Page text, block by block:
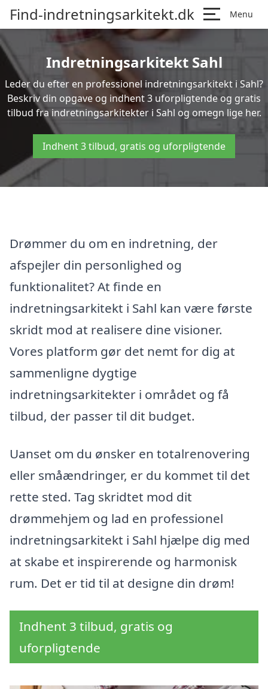
Find-indretningsarkitekt.dk Menu
Indretningsarkitekt Sahl
Leder du efter en professionel indretningsarkitekt i Sahl?
Beskriv din opgave og indhent 3 uforpligtende og gratis
tilbud fra indretningsarkitekter i Sahl og omegn lige her.
Indhent 3 tilbud, gratis og uforpligtende
Drømmer du om en indretning, der
afspejler din personlighed og
funktionalitet? At finde en
indretningsarkitekt i Sahl kan være første
skridt mod at realisere dine visioner.
Vores platform gør det nemt for dig at
sammenligne dygtige
indretningsarkitekter i området og få
tilbud, der passer til dit budget.
Uanset om du ønsker en totalrenovering
eller småændringer, er du kommet til det
rette sted. Tag skridtet mod dit
drømmehjem og lad en professionel
indretningsarkitekt i Sahl hjælpe dig med
at skabe et inspirerende og harmonisk
rum. Det er tid til at designe din drøm!
Indhent 3 tilbud, gratis og
uforpligtende